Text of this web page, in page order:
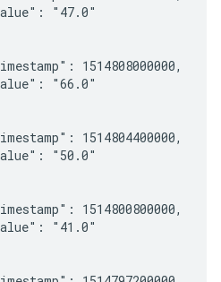
"47.0"
1514808000000,
"66.0"
1514804400000,
"50.0"
1514800800000,
"41.0"